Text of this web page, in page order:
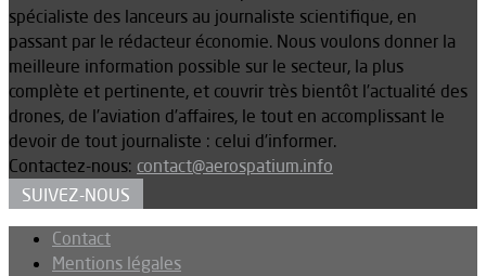
spécialiste des lanceurs au journaliste scientifique, en
passant par le rédacteur économie. Nous voulons donner la
meilleure information possible sur le secteur, la plus
complète et pertinente, et couvrir très bientôt l’actualité des
drones, de l’aviation d’affaires, le tout en accomplissant le
devoir de tout journaliste : celui d’informer.
Contactez-nous: contact@aerospatium.info
SUIVEZ-NOUS
Contact
Mentions légales